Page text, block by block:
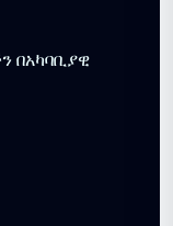
በአካባቢያዊ